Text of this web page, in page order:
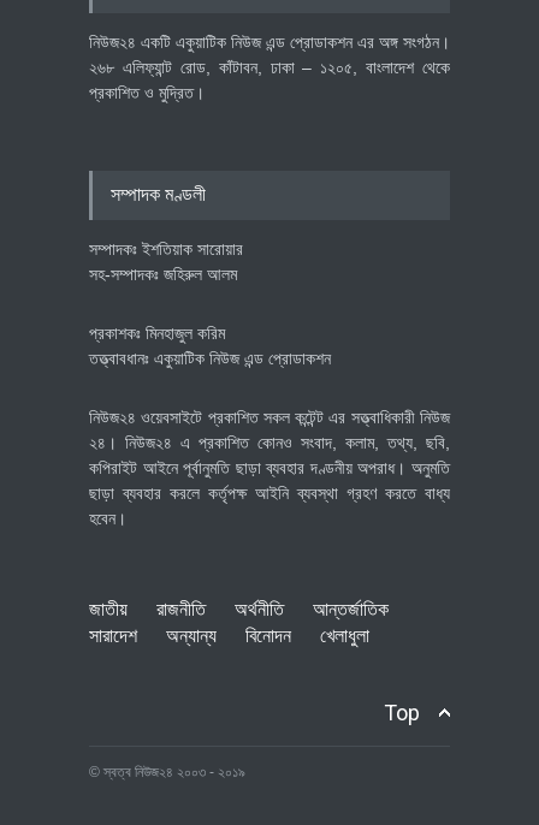
নিউজ২৪ একটি একুয়াটিক নিউজ এন্ড প্রোডাকশন এর অঙ্গ সংগঠন।
২৬৮ এলিফ্যান্ট রোড, কাঁটাবন, ঢাকা – ১২০৫, বাংলাদেশ থেকে
প্রকাশিত ও মুদ্রিত।
সম্পাদক মণ্ডলী
সম্পাদকঃ ইশতিয়াক সারোয়ার
সহ-সম্পাদকঃ জহিরুল আলম
প্রকাশকঃ মিনহাজুল করিম
তত্ত্বাবধানঃ একুয়াটিক নিউজ এন্ড প্রোডাকশন
নিউজ২৪ ওয়েবসাইটে প্রকাশিত সকল কন্টেন্ট এর সত্ত্বাধিকারী নিউজ
২৪। নিউজ২৪ এ প্রকাশিত কোনও সংবাদ, কলাম, তথ্য, ছবি,
কপিরাইট আইনে পূর্বানুমতি ছাড়া ব্যবহার দণ্ডনীয় অপরাধ। অনুমতি
ছাড়া ব্যবহার করলে কর্তৃপক্ষ আইনি ব্যবস্থা গ্রহণ করতে বাধ্য
হবেন।
জাতীয় রাজনীতি অর্থনীতি
আন্তর্জাতিক
সারাদেশ
অন্যান্য বিনোদন খেলাধুলা
Top
© স্বত্ব নিউজ২৪ ২০০৩ - ২০১৯